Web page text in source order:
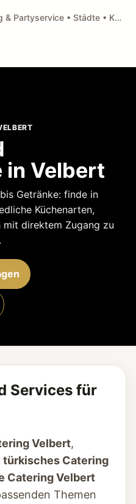
Catering & Partyservice • Städte • Küchenarten • Anfragen
in Velbert
Getränke: finde in
Küchenarten,
direktem Zugang zu
Services für
Velbert,
türkisches Catering
Catering Velbert
Themen